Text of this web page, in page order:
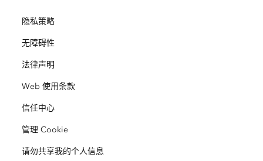
Esri Store
活动
ArcNews
Esri Press
GIS 字典
开放视野
业务行为准则
网站地图
保护
教育
种族平等
隐私策略
无障碍性
法律声明
Web 使用条款
信任中心
管理 Cookie
请勿共享我的个人信息